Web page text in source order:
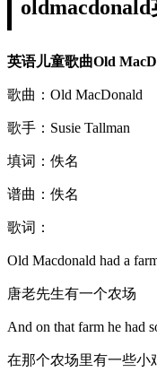
英语儿童歌曲Old
歌曲：Old MacDonald
歌手：Susie Tallman
填词：佚名
谱曲：佚名
歌词：
Old Macdonald had a
唐老先生有一个农场
And on that farm he had
在那个农场里有一些小